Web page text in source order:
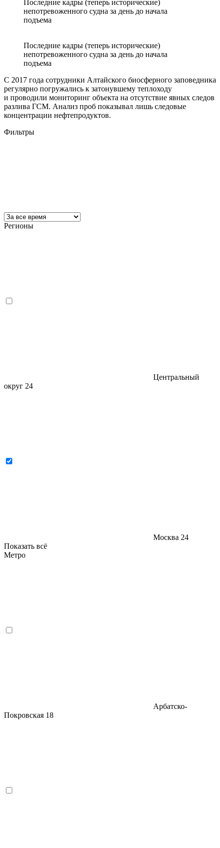
Последние кадры (теперь исторические)
непотревоженного судна за день до начала
подъема
Последние кадры (теперь исторические)
непотревоженного судна за день до начала
подъема
С 2017 года сотрудники Алтайского биосферного заповедника
регулярно погружались к затонувшему теплоходу
и проводили мониторинг объекта на отсутствие явных следов
разлива ГСМ. Анализ проб показывал лишь следовые
концентрации нефтепродуктов.
Фильтры
Регионы
Центральный
округ 24
Москва 24
Показать всё
Метро
Арбатско-
Покровская 18